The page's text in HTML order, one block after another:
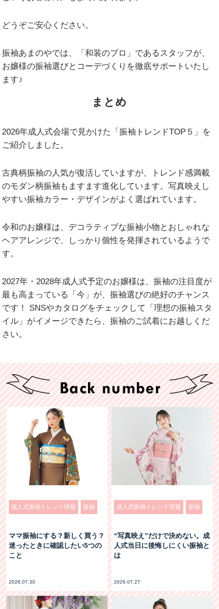
どうぞご安心ください。
振袖あまのやでは、「和装のプロ」であるスタッフが、
お嬢様の振袖選びとコーデづくりを徹底サポートいたし
ます♪
まとめ
2026年成人式会場で見かけた「振袖トレンドTOP５」を
ご紹介しました。
古典柄振袖の人気が復活していますが、トレンド感満載
のモダン柄振袖もますます進化しています。写真映えし
やすい振袖カラー・デザインがよく選ばれています。
令和のお嬢様は、デコラティブな振袖小物とおしゃれな
ヘアアレンジで、しっかり個性を発揮されているようで
す。
2027年・2028年成人式予定のお嬢様は、振袖の注目度が
最も高まっている「今」が、振袖選びの絶好のチャンス
です！ SNSやカタログをチェックして「理想の振袖スタ
イル」がイメージできたら、振袖のご試着にお越しくだ
さい。
成人式振袖トレンド情報 振袖
ママ振袖にする？新しく買う？
迷ったときに確認したい5つの
こと
2026.07.30
成人式振袖トレンド情報 振袖
“写真映え”だけで決めない。成
人式当日に後悔しにくい振袖と
は
2026.07.27